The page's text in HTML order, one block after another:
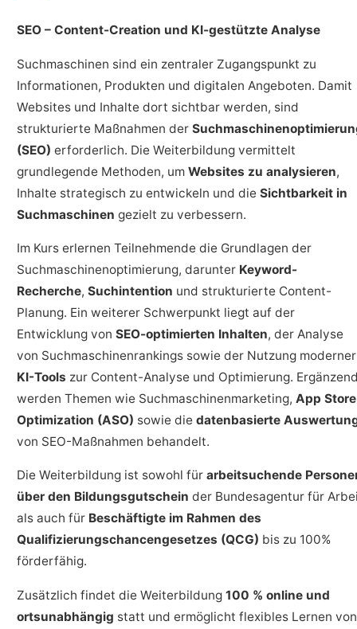
SEO – Content-Creation und KI-gestützte Analyse
Suchmaschinen sind ein zentraler Zugangspunkt zu
Informationen, Produkten und digitalen Angeboten. Damit
Websites und Inhalte dort sichtbar werden, sind
strukturierte Maßnahmen der
(SEO) erforderlich. Die Weiterbildung vermittelt
grundlegende Methoden, um Websites zu analysieren,
Inhalte strategisch zu entwickeln und die Sichtbarkeit in
Suchmaschinen gezielt zu verbessern.
Im Kurs erlernen Teilnehmende die Grundlagen der
Suchmaschinenoptimierung, darunter Keyword-
Recherche, Suchintention und strukturierte Content-
Planung. Ein weiterer Schwerpunkt liegt auf der
Entwicklung von SEO-optimierten Inhalten, der Analyse
von Suchmaschinenrankings sowie der Nutzung moderner
KI-Tools zur Content-Analyse und Optimierung.
werden Themen wie Suchmaschinenmarketing, App Store
Optimization (ASO) sowie die datenbasierte
von SEO-Maßnahmen behandelt.
Die Weiterbildung ist sowohl für arbeitsuchende
über den Bildungsgutschein der Bundesagentur für
als auch für Beschäftigte im Rahmen des
Qualifizierungschancengesetzes (QCG) bis zu 100%
förderfähig.
Zusätzlich findet die Weiterbildung 100 % online und
ortsunabhängig statt und ermöglicht flexibles Lernen von